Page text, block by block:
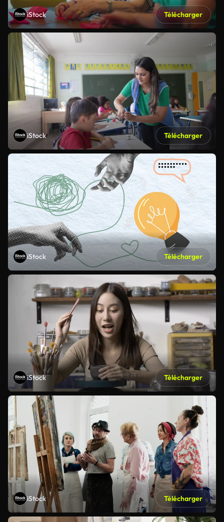
iStock Télécharger
iStock Télécharger
iStock Télécharger
iStock Télécharger
iStock Télécharger